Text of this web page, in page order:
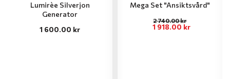
Lumirèe Silverjon
Generator
1 600.00 kr
Mega Set "Ansiktsvård"
1 918.00 kr
2 740.00 kr